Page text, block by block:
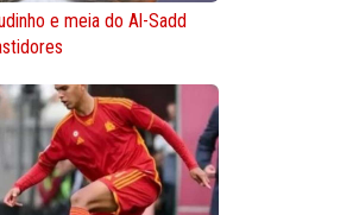
e meia do Al-Sadd